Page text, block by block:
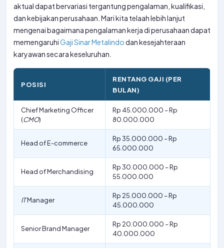
aktual dapat bervariasi tergantung pengalaman, kualifikasi,
dan kebijakan perusahaan. Mari kita telaah lebih lanjut
mengenai bagaimana pengalaman kerja di perusahaan dapat
memengaruhiGaji Sinar Metalindodan kesejahteraan
karyawan secara keseluruhan.
POSISI
RENTANG GAJI (PER
BULAN)
Chief Marketing Officer
(CMO)
Rp 45.000.000 – Rp
80.000.000
Head of E-commerce
Rp 35.000.000 – Rp
65.000.000
Head of Merchandising
Rp 30.000.000 – Rp
55.000.000
ITManager
Rp 25.000.000 – Rp
45.000.000
Senior Brand Manager
Rp 20.000.000 – Rp
40.000.000